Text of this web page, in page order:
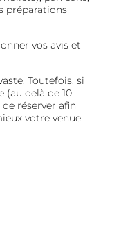
préparations
vos avis et
Toutefois, si
(au delà de 10
réserver afin
votre venue